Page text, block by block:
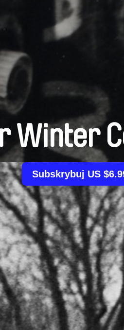
Winter
Subskrybuj US